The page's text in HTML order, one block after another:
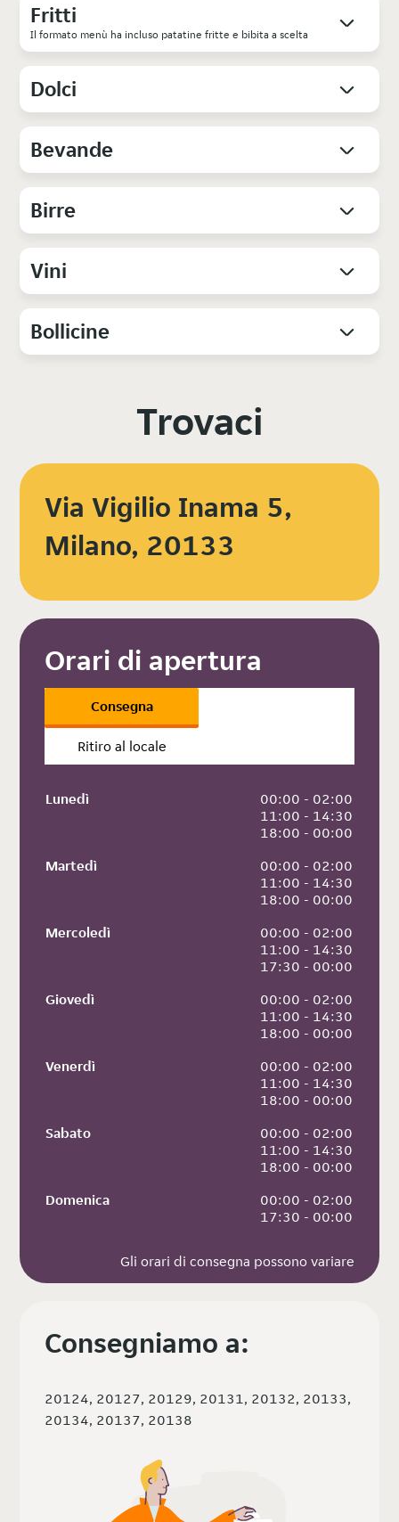
Fritti
Il formato menù ha incluso patatine fritte e bibita a scelta
Dolci
Bevande
Birre
Vini
Bollicine
Trovaci
Via Vigilio Inama 5,
Milano, 20133
Orari di apertura
Consegna
Ritiro al locale
Lunedì
00:00 - 02:00
11:00 - 14:30
18:00 - 00:00
Martedì
00:00 - 02:00
11:00 - 14:30
18:00 - 00:00
Mercoledì
00:00 - 02:00
11:00 - 14:30
17:30 - 00:00
Giovedì
00:00 - 02:00
11:00 - 14:30
18:00 - 00:00
Venerdì
00:00 - 02:00
11:00 - 14:30
18:00 - 00:00
Sabato
00:00 - 02:00
11:00 - 14:30
18:00 - 00:00
Domenica
00:00 - 02:00
17:30 - 00:00
Gli orari di consegna possono variare
Consegniamo a:
20124, 20127, 20129, 20131, 20132, 20133,
20134, 20137, 20138